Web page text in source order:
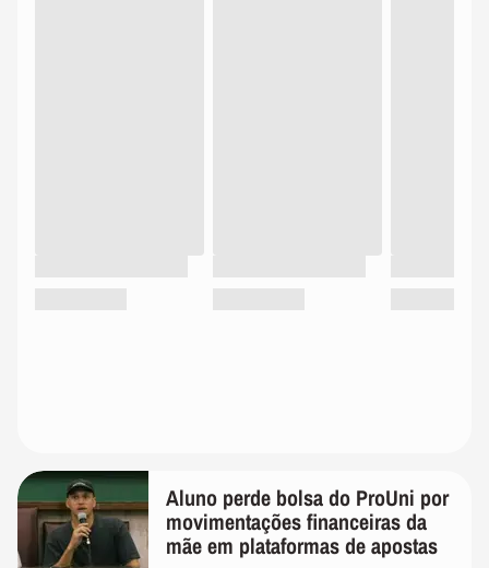
Aluno perde bolsa do ProUni por
movimentações financeiras da
mãe em plataformas de apostas